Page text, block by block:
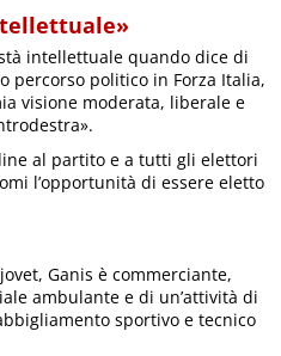
intellettuale quando dice di
percorso politico in Forza Italia,
visione moderata, liberale e
al partito e a tutti gli elettori
l’opportunità di essere eletto
Ganis è commerciante,
ambulante e di un’attività di
sportivo e tecnico